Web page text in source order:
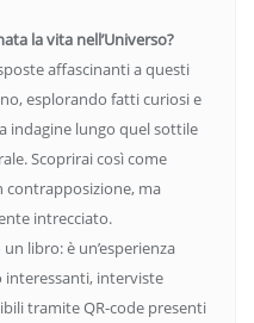
la vita nell’Universo?
affascinanti a questi
esplorando fatti curiosi e
indagine lungo quel sottile
Scoprirai così come
contrapposizione, ma
intrecciato.
libro: è un’esperienza
interessanti, interviste
tramite QR-code presenti